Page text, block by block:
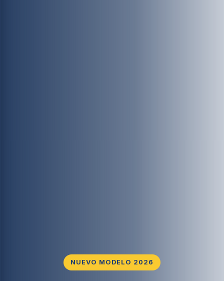
NUEVO MODELO 2026